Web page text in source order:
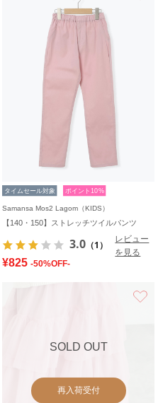
タイムセール対象 ポイント10%
Samansa Mos2 Lagom（KIDS）
【140・150】ストレッチツイルパンツ
3.0 （1）
レビュー
を見る
¥825 -50%OFF-
お気に入り
SOLD OUT
再入荷受付